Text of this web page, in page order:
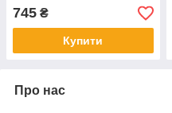
745 ₴
Купити
Про нас